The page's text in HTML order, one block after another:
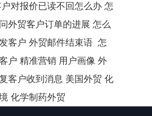
对报价已读不回怎么办 怎
外贸客户订单的进展 怎么
客户 外贸邮件结束语  怎
户 精准营销 用户画像 外
客户收到消息 美国外贸 化
化学制药外贸